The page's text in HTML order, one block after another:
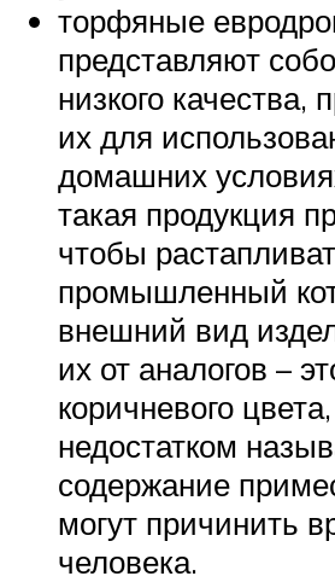
торфяные
представляют
низкого качества,
их для
домашних
такая продукция
чтобы
промышленный
внешний вид
их от аналогов –
коричневого
недостатком
содержание
могут причинить
человека.